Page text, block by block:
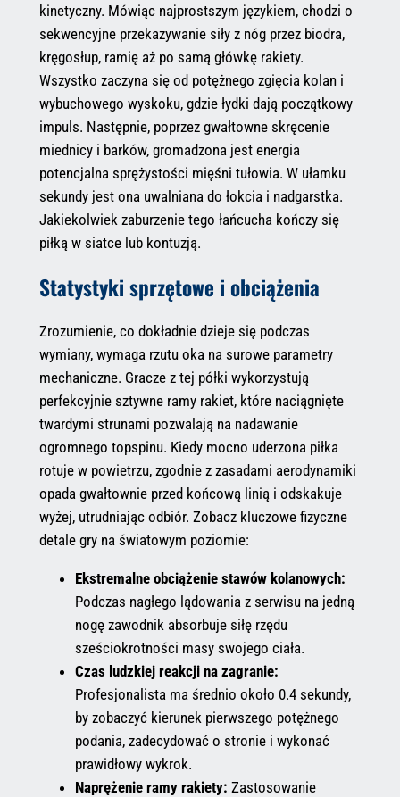
kinetyczny. Mówiąc najprostszym językiem, chodzi o
sekwencyjne przekazywanie siły z nóg przez biodra,
kręgosłup, ramię aż po samą główkę rakiety.
Wszystko zaczyna się od potężnego zgięcia kolan i
wybuchowego wyskoku, gdzie łydki dają początkowy
impuls. Następnie, poprzez gwałtowne skręcenie
miednicy i barków, gromadzona jest energia
potencjalna sprężystości mięśni tułowia. W ułamku
sekundy jest ona uwalniana do łokcia i nadgarstka.
Jakiekolwiek zaburzenie tego łańcucha kończy się
piłką w siatce lub kontuzją.
Statystyki sprzętowe i obciążenia
Zrozumienie, co dokładnie dzieje się podczas
wymiany, wymaga rzutu oka na surowe parametry
mechaniczne. Gracze z tej półki wykorzystują
perfekcyjnie sztywne ramy rakiet, które naciągnięte
twardymi strunami pozwalają na nadawanie
ogromnego topspinu. Kiedy mocno uderzona piłka
rotuje w powietrzu, zgodnie z zasadami aerodynamiki
opada gwałtownie przed końcową linią i odskakuje
wyżej, utrudniając odbiór. Zobacz kluczowe fizyczne
detale gry na światowym poziomie:
Ekstremalne obciążenie stawów kolanowych:
Podczas nagłego lądowania z serwisu na jedną
nogę zawodnik absorbuje siłę rzędu
sześciokrotności masy swojego ciała.
Czas ludzkiej reakcji na zagranie:
Profesjonalista ma średnio około 0.4 sekundy,
by zobaczyć kierunek pierwszego potężnego
podania, zadecydować o stronie i wykonać
prawidłowy wykrok.
Naprężenie ramy rakiety: Zastosowanie